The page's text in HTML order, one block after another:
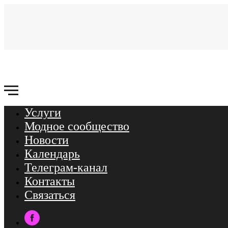
Связаться
Услуги
Новости
Календарь
ТГ-канал
Контакты
Услуги
Модное сообщество
Новости
Календарь
Телеграм-канал
Контакты
Связаться